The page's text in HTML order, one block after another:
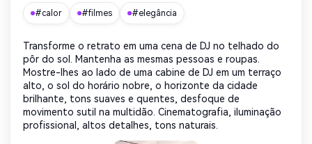
#calor #filmes #elegância
Transforme o retrato em uma cena de DJ no telhado do
pôr do sol. Mantenha as mesmas pessoas e roupas.
Mostre-lhes ao lado de uma cabine de DJ em um terraço
alto, o sol do horário nobre, o horizonte da cidade
brilhante, tons suaves e quentes, desfoque de
movimento sutil na multidão. Cinematografia, iluminação
profissional, altos detalhes, tons naturais.
IA sem limites.
Comece Grátis →